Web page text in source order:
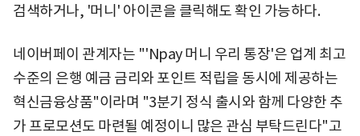
검색하거나, '머니' 아이콘을 클릭해도 확인 가능하다.
네이버페이 관계자는 "'Npay 머니 우리 통장'은 업계 최고
수준의 은행 예금 금리와 포인트 적립을 동시에 제공하는
혁신금융상품"이라며 "3분기 정식 출시와 함께 다양한 추
가 프로모션도 마련될 예정이니 많은 관심 부탁드린다"고